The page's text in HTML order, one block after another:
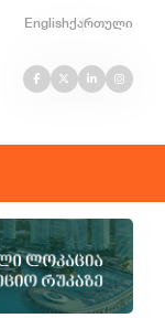
Englishქართული